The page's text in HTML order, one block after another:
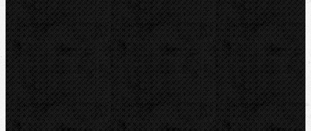
Ohýbačky
Mechanické
Elektrické
Elekrohydraulické
Hydraulické